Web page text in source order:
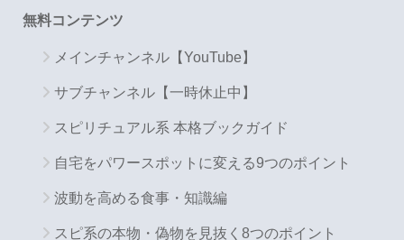
無料コンテンツ
メインチャンネル【YouTube】
サブチャンネル【一時休止中】
スピリチュアル系 本格ブックガイド
自宅をパワースポットに変える9つのポイント
波動を高める食事・知識編
スピ系の本物・偽物を見抜く8つのポイント